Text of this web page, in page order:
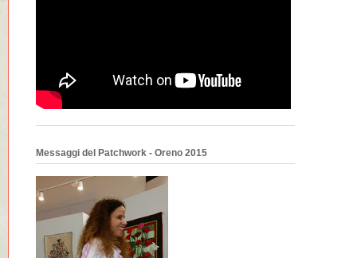
Messaggi del Patchwork - Oreno 2015